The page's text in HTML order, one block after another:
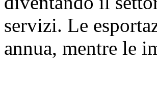
servizi. Le
annua, mentre le